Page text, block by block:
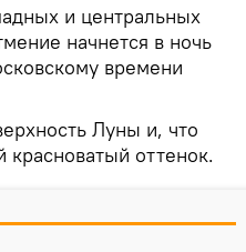
и центральных
начнется в ночь
времени
Луны и, что
красноватый оттенок.